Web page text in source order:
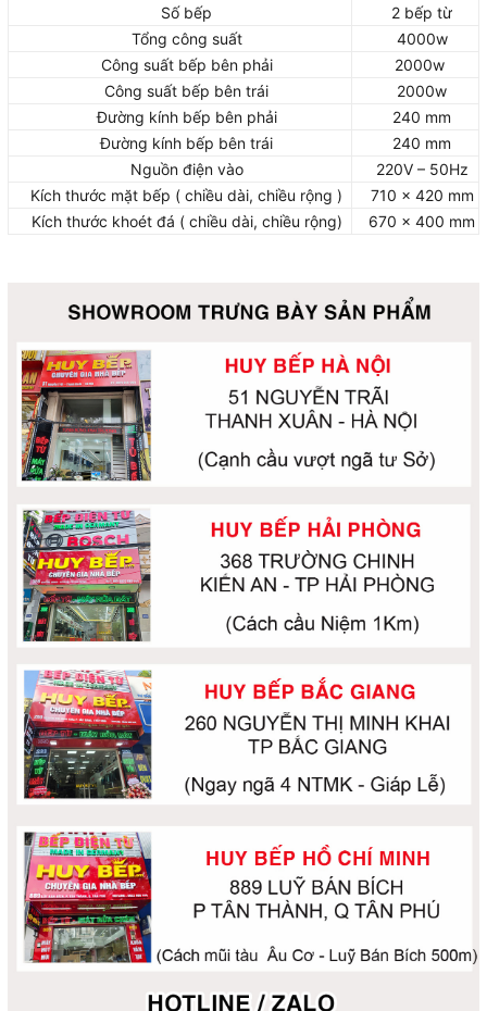
Số bếp
2 bếp từ
Tổng công suất
4000w
Công suất bếp bên phải
2000w
Công suất bếp bên trái
2000w
Đường kính bếp bên phải
240 mm
Đường kính bếp bên trái
240 mm
Nguồn điện vào
220V – 50Hz
Kích thước mặt bếp ( chiều dài, chiều rộng )
710 x 420 mm
Kích thước khoét đá ( chiều dài, chiều rộng)
670 x 400 mm